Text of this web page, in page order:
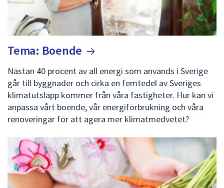
Tema: Boende
Nästan 40 procent av all energi som används i Sverige
går till byggnader och cirka en femtedel av Sveriges
klimatutsläpp kommer från våra fastigheter. Hur kan vi
anpassa vårt boende, vår energiförbrukning och våra
renoveringar för att agera mer klimatmedvetet?